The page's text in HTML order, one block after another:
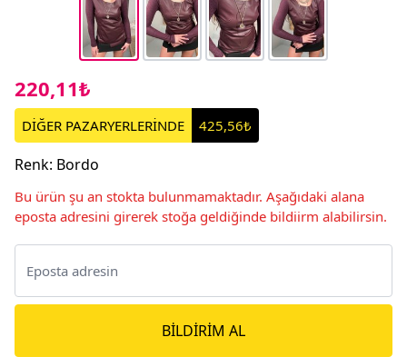
220,11₺
DİĞER PAZARYERLERİNDE 425,56₺
Renk: Bordo
Bu ürün şu an stokta bulunmamaktadır. Aşağıdaki alana
eposta adresini girerek stoğa geldiğinde bildiirm alabilirsin.
BILDIRIM AL